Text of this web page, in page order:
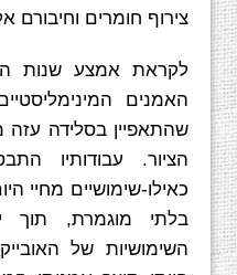
צירוף חומרים וחיבורם
האמנים
שהתאפיין בסלידה
הציור. עבודותיו
כאילו-שימושיים מחיי
בלתי מוגמרת, תוך
השימושיות של